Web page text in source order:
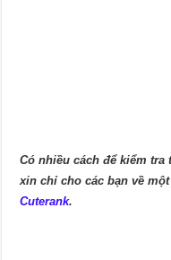
Có nhiều cách để kiểm
xin chỉ cho các bạn về
Cuterank.